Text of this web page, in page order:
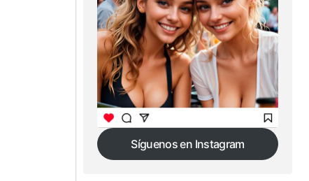
Síguenos en Instagram
Síguenos en Instagram